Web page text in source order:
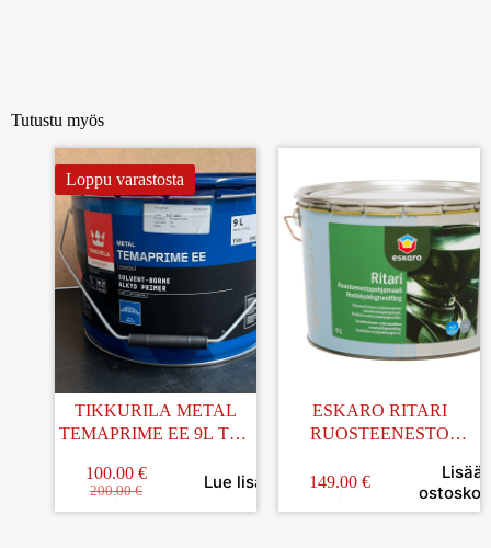
Tutustu myös
Loppu varastosta
TIKKURILA METAL
TEMAPRIME EE 9L TVT
200.00€
100.00 € Lue lisää
ESKARO RITARI
RUOSTEENESTO
VAALEANHARMAA 9L
149.00 €
Lisää